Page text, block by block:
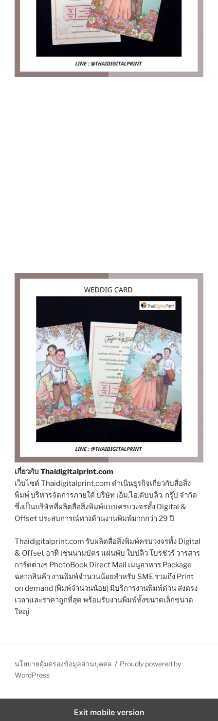
เกี่ยวกับ Thaidigitalprint.com
เว็บไซต์ Thaidigitalprint.com ดำเนินธุรกิจเกี่ยวกับสื่อสิ่ง
พิมพ์ บริหารจัดการภายใต้ บริษัท เอ็ม.ไอ.ดับบลิว. กรุ๊ป จำกัด
ซึ่งเป็นบริษัทที่ผลิตสื่อสิ่งพิมพ์แบบครบวงจรทั้ง Digital &
Offset ประสบการณ์ทางด้านงานพิมพ์มากกว่า 29 ปี
Thaidigitalprint.com รับผลิตสื่อสิ่งพิมพ์ครบวงจรทั้ง Digital
& Offset อาทิ เช่นนามบัตร แผ่นพับ ใบปลิว โบรชัวร์ วารสาร
การ์ดต่างๆ PhotoBook Direct Mail เมนูอาหาร Package
ฉลากสินค้า งานพิมพ์จำนวนน้อยสำหรับ SME รวมถึง Print
on demand (พิมพ์จำนวนน้อย) มีบริการงานพิมพ์ด่วน ส่งตรง
เวลาและราคาถูกที่สุด พร้อมรับงานพิมพ์ทั้งขนาดเล็กขนาด
ใหญ่
นโยบายคุ้มครองข้อมูลส่วนบุคคล
Proudly powered by
WordPress
Exit mobile version